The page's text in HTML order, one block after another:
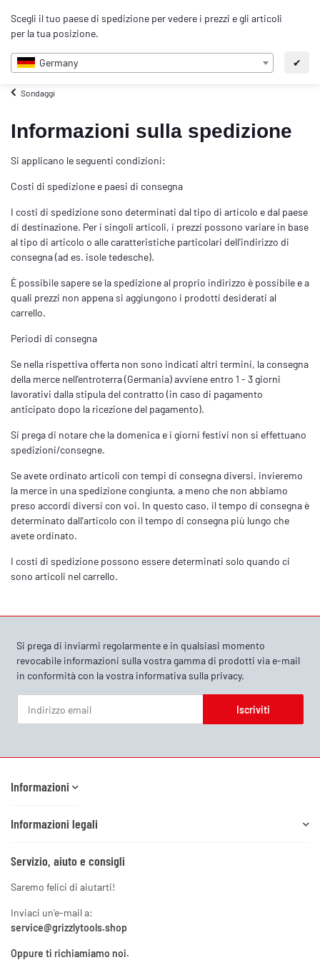
Scegli il tuo paese di spedizione per vedere i prezzi e gli articoli
per la tua posizione.
Germany ✔
IT
Sondaggi
Informazioni sulla spedizione
Si applicano le seguenti condizioni:
Costi di spedizione e paesi di consegna
I costi di spedizione sono determinati dal tipo di articolo e dal paese
di destinazione. Per i singoli articoli, i prezzi possono variare in base
al tipo di articolo o alle caratteristiche particolari dell'indirizzo di
consegna (ad es. isole tedesche).
È possibile sapere se la spedizione al proprio indirizzo è possibile e a
quali prezzi non appena si aggiungono i prodotti desiderati al
carrello.
Periodi di consegna
Se nella rispettiva offerta non sono indicati altri termini, la consegna
della merce nell'entroterra (Germania) avviene entro 1 - 3 giorni
lavorativi dalla stipula del contratto (in caso di pagamento
anticipato dopo la ricezione del pagamento).
Si prega di notare che la domenica e i giorni festivi non si effettuano
spedizioni/consegne.
Se avete ordinato articoli con tempi di consegna diversi, invieremo
la merce in una spedizione congiunta, a meno che non abbiamo
preso accordi diversi con voi. In questo caso, il tempo di consegna è
determinato dall'articolo con il tempo di consegna più lungo che
avete ordinato.
I costi di spedizione possono essere determinati solo quando ci
sono articoli nel carrello.
Si prega di inviarmi regolarmente e in qualsiasi momento
revocabile informazioni sulla vostra gamma di prodotti via e-mail
in conformità con la vostra informativa sulla privacy.
Iscriviti
Informazioni
Informazioni legali
Servizio, aiuto e consigli
Saremo felici di aiutarti!
Inviaci un'e-mail a:
service@grizzlytools.shop
Oppure ti richiamiamo noi.